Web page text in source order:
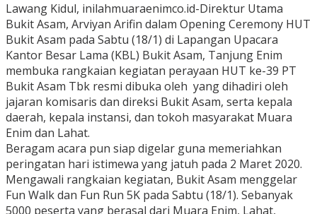
Lawang Kidul, inilahmuaraenimco.id-Direktur Utama
Bukit Asam, Arviyan Arifin dalam Opening Ceremony HUT
Bukit Asam pada Sabtu (18/1) di Lapangan Upacara
Kantor Besar Lama (KBL) Bukit Asam, Tanjung Enim
membuka rangkaian kegiatan perayaan HUT ke-39 PT
Bukit Asam Tbk resmi dibuka oleh yang dihadiri oleh
jajaran komisaris dan direksi Bukit Asam, serta kepala
daerah, kepala instansi, dan tokoh masyarakat Muara
Enim dan Lahat.
Beragam acara pun siap digelar guna memeriahkan
peringatan hari istimewa yang jatuh pada 2 Maret 2020.
Mengawali rangkaian kegiatan, Bukit Asam menggelar
Fun Walk dan Fun Run 5K pada Sabtu (18/1). Sebanyak
5000 peserta yang berasal dari Muara Enim, Lahat,